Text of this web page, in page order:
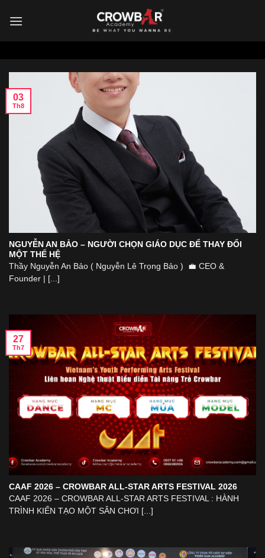
NGUYỄN AN BẢO – NGƯỜI CHỌN GIÁO DỤC ĐỂ THAY ĐỔI
MỘT THẾ HỆ
Thầy Nguyễn An Bảo ( Nguyễn Lê Trọng Bảo ) 💼 CEO &
Founder | [...]
03
Th8
CAAF 2026 – CROWBAR ALL-STAR ARTS FESTIVAL 2026
CAAF 2026 – CROWBAR ALL-STAR ARTS FESTIVAL : HÀNH
TRÌNH KIẾN TẠO MỘT SÂN CHƠI [...]
27
Th7